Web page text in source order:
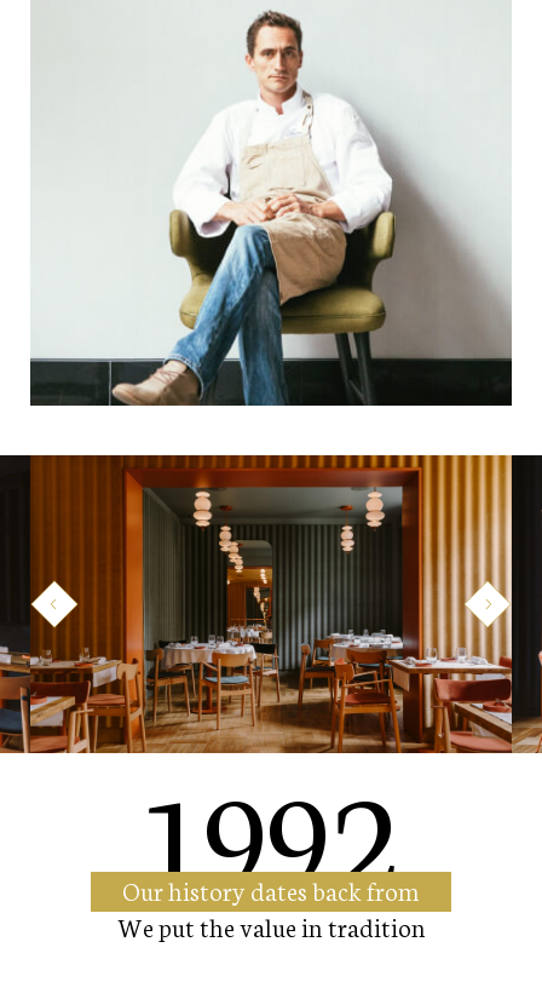
1992
Our history dates back from
We put the value in tradition